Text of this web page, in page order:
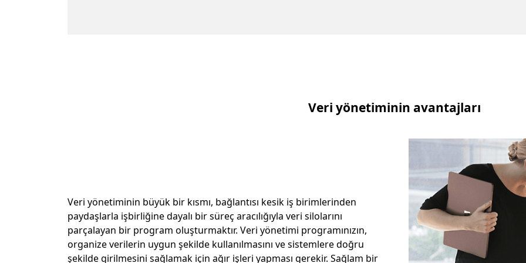
Veri yönetiminin avantajları
Veri yönetiminin büyük bir kısmı, bağlantısı kesik iş birimlerinden
paydaşlarla işbirliğine dayalı bir süreç aracılığıyla veri silolarını
parçalayan bir program oluşturmaktır. Veri yönetimi programınızın,
organize verilerin uygun şekilde kullanılmasını ve sistemlere doğru
şekilde girilmesini sağlamak için ağır işleri yapması gerekir. Sağlam bir